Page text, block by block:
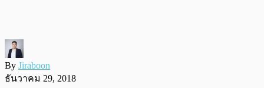
By Jiraboon
ธันวาคม 29, 2018